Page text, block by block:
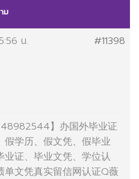
ม
น. #11398
】办国外毕业证
假学历、假文凭、假毕业
证、毕业文凭、学位认
文凭真实留信网认证Q薇